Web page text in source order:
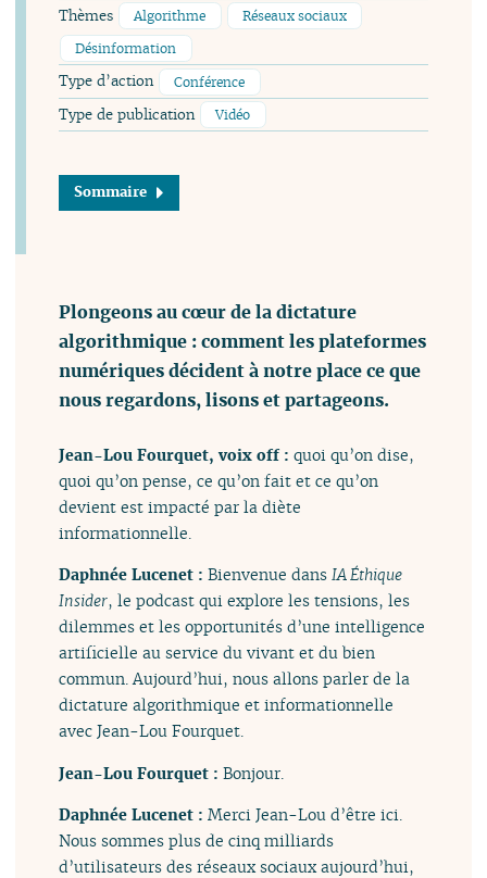
Thèmes Algorithme
Réseaux sociaux
Désinformation
Type d’action Conférence
Type de publication Vidéo
Sommaire
Plongeons au cœur de la dictature
algorithmique : comment les plateformes
numériques décident à notre place ce que
nous regardons, lisons et partageons.
Jean-Lou Fourquet, voix off :quoi qu’on dise,
quoi qu’on pense, ce qu’on fait et ce qu’on
devient est impacté par la diète
informationnelle.
Daphnée Lucenet :Bienvenue dansIA Éthique
Insider, le podcast qui explore les tensions, les
dilemmes et les opportunités d’une intelligence
artificielle au service du vivant et du bien
commun. Aujourd’hui, nous allons parler de la
dictature algorithmique et informationnelle
avec Jean-Lou Fourquet.
Jean-Lou Fourquet :Bonjour.
Daphnée Lucenet :Merci Jean-Lou d’être ici.
Nous sommes plus de cinq milliards
d’utilisateurs des réseaux sociaux aujourd’hui,